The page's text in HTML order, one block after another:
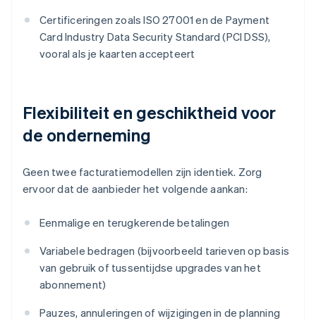
Certificeringen zoals ISO 27001 en de Payment
Card Industry Data Security Standard (PCI DSS),
vooral als je kaarten accepteert
Flexibiliteit en geschiktheid voor
de onderneming
Geen twee facturatiemodellen zijn identiek. Zorg
ervoor dat de aanbieder het volgende aankan:
Eenmalige en terugkerende betalingen
Variabele bedragen (bijvoorbeeld tarieven op basis
van gebruik of tussentijdse upgrades van het
abonnement)
Pauzes, annuleringen of wijzigingen in de planning